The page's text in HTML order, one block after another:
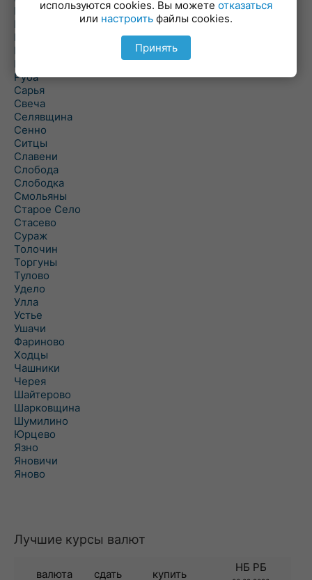
Подсвилье
Полоцк
Поставы
Прозороки
Россоны
Руба
Сарья
Свеча
Селявщина
Сенно
Ситцы
Славени
Слобода
Слободка
Смольяны
Старое Село
Стасево
Сураж
Толочин
Торгуны
Тулово
Удело
Улла
Устье
Ушачи
Фариново
Ходцы
Чашники
Черея
Шайтерово
Шарковщина
Шумилино
Юрцево
Язно
Яновичи
Яново
Лучшие курсы валют
валюта сдать купить
НБ РБ
используются cookies. Вы можете отказаться
или настроить файлы cookies.
Принять